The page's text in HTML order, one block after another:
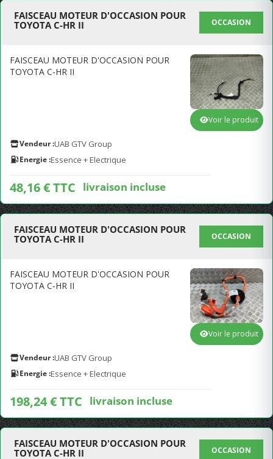
FAISCEAU MOTEUR D'OCCASION POUR
TOYOTA C-HR II
OCCASION
FAISCEAU MOTEUR D'OCCASION POUR
TOYOTA C-HR II
Vendeur :UAB GTV Group
Energie :Essence + Electrique
48,16 € TTC livraison incluse
Voir le produit
FAISCEAU MOTEUR D'OCCASION POUR
TOYOTA C-HR II
OCCASION
FAISCEAU MOTEUR D'OCCASION POUR
TOYOTA C-HR II
Vendeur :UAB GTV Group
Energie :Essence + Electrique
198,24 € TTC livraison incluse
Voir le produit
FAISCEAU MOTEUR D'OCCASION POUR
TOYOTA C-HR II
OCCASION